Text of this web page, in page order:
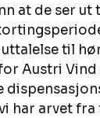
at de ser
til
Austri Vind
har arvet